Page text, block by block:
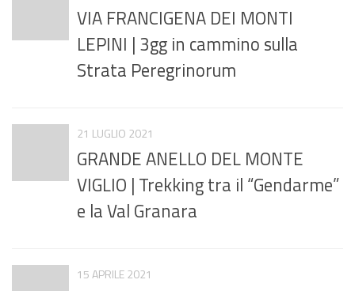
VIA FRANCIGENA DEI MONTI
LEPINI | 3gg in cammino sulla
Strata Peregrinorum
21 LUGLIO 2021
GRANDE ANELLO DEL MONTE
VIGLIO | Trekking tra il “Gendarme”
e la Val Granara
15 APRILE 2021